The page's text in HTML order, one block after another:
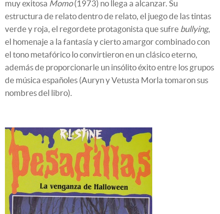
muy exitosa Momo(1973) no llega a alcanzar. Su
estructura de relato dentro de relato, el juego de las tintas
verde y roja, el regordete protagonista que sufre bullying,
el homenaje a la fantasía y cierto amargor combinado con
el tono metafórico lo convirtieron en un clásico eterno,
además de proporcionarle un insólito éxito entre los grupos
de música españoles (Auryn y Vetusta Morla tomaron sus
nombres del libro).